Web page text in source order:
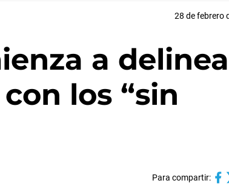
28 de febrero
a
los “sin
Para compartir: